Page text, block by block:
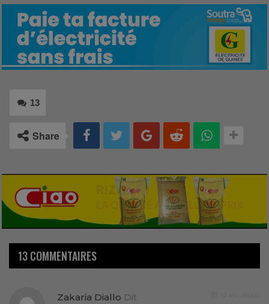
13
Share
13 COMMENTAIRES
Zakaria Diallo Dit